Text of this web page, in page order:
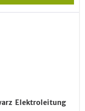
Elektroleitung